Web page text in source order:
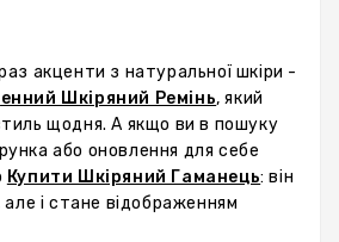
акценти з натуральної шкіри -
Шкіряний Ремінь, який
щодня. А якщо ви в пошуку
або оновлення для себе
Купити Шкіряний Гаманець: він
але і стане відображенням